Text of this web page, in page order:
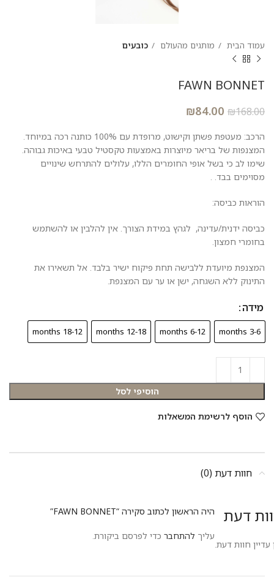
עמוד הבית מותגים מהעולם כובעים
FAWN BONNET
₪168.00
₪84.00
הרכב: מעטפת פשתן וקישוט, מרופדת עם 100% כותנה רכה במיוחד.
המצנפות של בריאר מיוצרות באמצעות טקסטיל טבעי באיכות גבוהה.
שימו לב כי בשל אופי החומרים הללו, עלולים להתרחש שינויים
מסוימים בבד. .
הוראות כביסה:
כביסה ידנית/עדינה, לגהץ במידת הצורך. אין להלבין או להשתמש
בחומרי חמצון.
המצנפת מיועדת ללבישה תחת פיקוח ישיר בלבד. אל תשאירו את
התינוק ללא השגחה, ישן או ער עם המצנפת.
מידה
3-6 months
6-12 months
12-18 months
18-12 months
הוסיפי לסל
הוסף לרשימת המשאלות
חוות דעת (0)
דעת
עדיין חוות דעת.
היה הראשון לכתוב סקירה “FAWN BONNET”
עליך להתחבר כדי לפרסם ביקורת.